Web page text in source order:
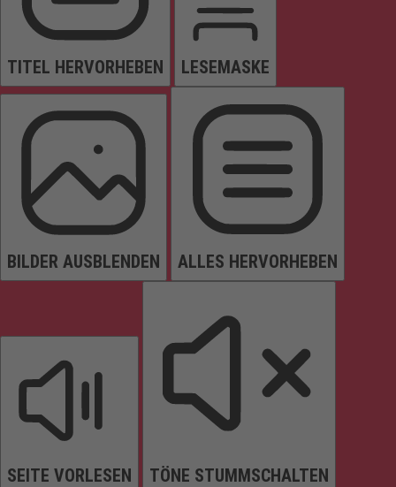
TITEL HERVORHEBEN LESEMASKE
BILDER AUSBLENDEN ALLES HERVORHEBEN
SEITE VORLESEN TÖNE STUMMSCHALTEN